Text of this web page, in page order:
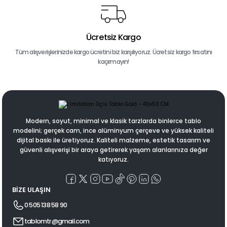
Ücretsiz Kargo
Tüm alışverişlerinizde kargo ücretini biz karşılıyoruz. Ücretsiz kargo fırsatını
kaçırmayın!
Modern, soyut, minimal ve klasik tarzlarda binlerce tablo
modelini; gerçek cam, ince alüminyum çerçeve ve yüksek kaliteli
dijital baskı ile üretiyoruz. Kaliteli malzeme, estetik tasarım ve
güvenli alışverişi bir araya getirerek yaşam alanlarınıza değer
katıyoruz.
BİZE ULAŞIN
0 505 138 58 90
tablomtr@gmail.com